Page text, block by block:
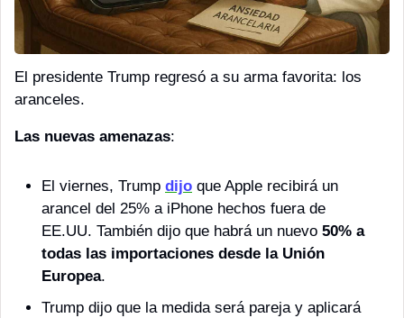
El presidente Trump regresó a su arma favorita: los
aranceles.
Las nuevas amenazas:
El viernes, Trump dijo que Apple recibirá un
arancel del 25% a iPhone hechos fuera de
EE.UU. También dijo que habrá un nuevo 50% a
todas las importaciones desde la Unión
Europea.
Trump dijo que la medida será pareja y aplicará